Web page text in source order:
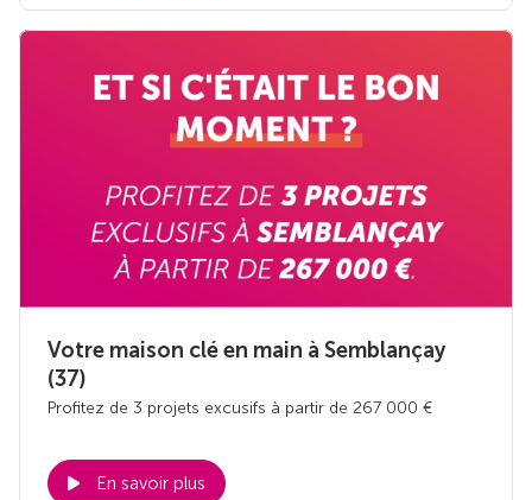
Votre maison clé en main à Semblançay
(37)
Profitez de 3 projets excusifs à partir de 267 000 €
En savoir plus